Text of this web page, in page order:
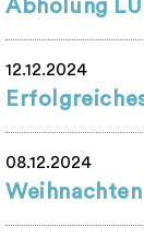
Abholung
12.12.2024
08.12.2024